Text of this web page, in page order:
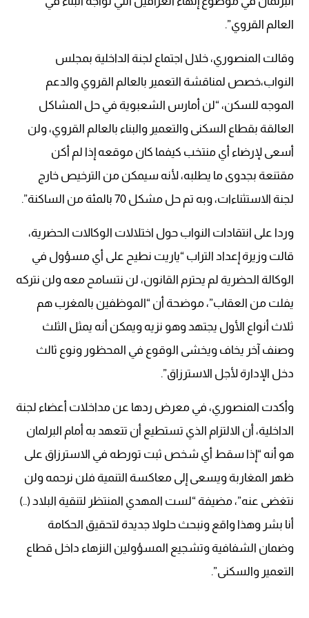
العالم القروي”.
وقالت المنصوري، خلال اجتماع لجنة الداخلية بمجلس
النواب،خصص لمناقشة التعمير بالعالم القروي والدعم
الموجه للسكن، “لن أمارس الشعبوية في حل المشاكل
العالقة بقطاع السكنى والتعمير والبناء بالعالم القروي، ولن
أسعى لإرضاء أي منتخب كيفما كان موقعه إذا لم أكن
مقتنعة بجدوى ما يطلبه، لأنه سيمكن من الترخيص خارج
لجنة الاستثناءات، وبه تم حل مشكل 70 بالمئة من الساكنة”.
وردا على انتقادات النواب حول اختلالات الوكالات الحضرية،
قالت وزيرة إعداد التراب “ياريت نطيح على أي مسؤول في
الوكالة الحضرية لم يحترم القانون، لن نتسامح معه ولن نتركه
يفلت من العقاب”، موضحة أن “الموظفين بالمغرب هم
ثلاث أنواع الأول يجتهد وهو نزيه ويمكن أنه يمثل الثلث
وصنف آخر يخاف ويخشى الوقوع في المحظور ونوع ثالث
دخل الإدارة لأجل الاسترزاق”.
وأكدت المنصوري، في معرض ردها عن مداخلات أعضاء لجنة
الداخلية، أن الالتزام الذي تستطيع أن تتعهد به أمام البرلمان
هو أنه “إذا سقط أي شخص ثبت تورطه في الاسترزاق على
ظهر المغاربة ويسعى إلى معاكسة التنمية فلن نرحمه ولن
نتغضى عنه”، مضيفة “لست المهدي المنتظر لتنقية البلاد (..)
أنا بشر وهذا واقع ونبحث حلولا جديدة لتحقيق الحكامة
وضمان الشفافية وتشجيع المسؤولين النزهاء داخل قطاع
التعمير والسكنى”.